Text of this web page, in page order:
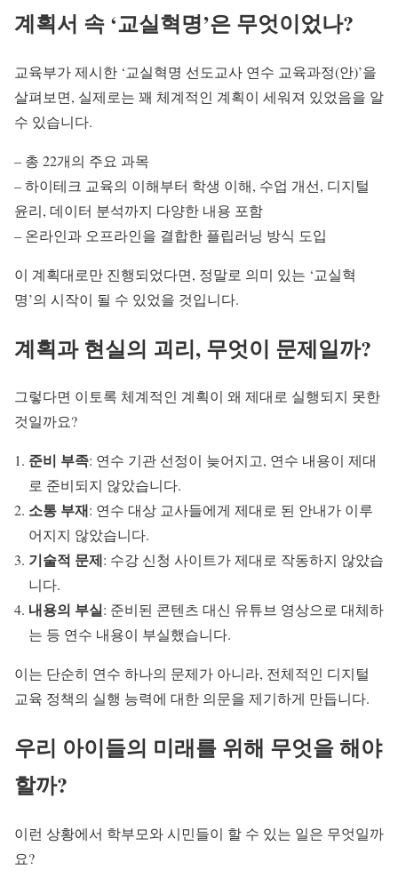
계획서 속 ‘교실혁명’은 무엇이었나?
교육부가 제시한 ‘교실혁명 선도교사 연수 교육과정(안)’을
살펴보면, 실제로는 꽤 체계적인 계획이 세워져 있었음을 알
수 있습니다.
– 총 22개의 주요 과목
– 하이테크 교육의 이해부터 학생 이해, 수업 개선, 디지털
윤리, 데이터 분석까지 다양한 내용 포함
– 온라인과 오프라인을 결합한 플립러닝 방식 도입
이 계획대로만 진행되었다면, 정말로 의미 있는 ‘교실혁
명’의 시작이 될 수 있었을 것입니다.
계획과 현실의 괴리, 무엇이 문제일까?
그렇다면 이토록 체계적인 계획이 왜 제대로 실행되지 못한
것일까요?
준비 부족: 연수 기관 선정이 늦어지고, 연수 내용이 제대
로 준비되지 않았습니다.
소통 부재: 연수 대상 교사들에게 제대로 된 안내가 이루
어지지 않았습니다.
기술적 문제: 수강 신청 사이트가 제대로 작동하지 않았습
니다.
내용의 부실: 준비된 콘텐츠 대신 유튜브 영상으로 대체하
는 등 연수 내용이 부실했습니다.
이는 단순히 연수 하나의 문제가 아니라, 전체적인 디지털
교육 정책의 실행 능력에 대한 의문을 제기하게 만듭니다.
우리 아이들의 미래를 위해 무엇을 해야
할까?
이런 상황에서 학부모와 시민들이 할 수 있는 일은 무엇일까
요?